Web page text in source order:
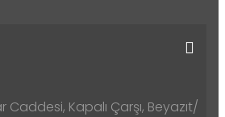
Caddesi, Kapalı Çarşı, Beyazıt/